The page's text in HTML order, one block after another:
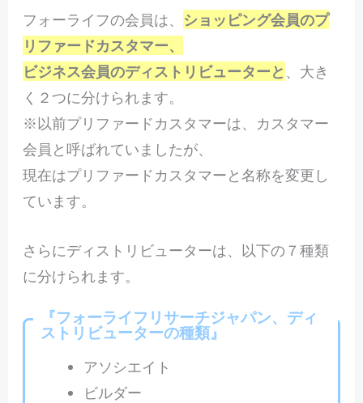
フォーライフの会員は、 ショッピング会員のプ
リファードカスタマー、
ビジネス会員のディストリビューターと 、大き
く２つに分けられます。
※以前プリファードカスタマーは、カスタマー
会員と呼ばれていましたが、
現在はプリファードカスタマーと名称を変更し
ています。
さらにディストリビューターは、以下の７種類
に分けられます。
『フォーライフリサーチジャパン、ディ
ストリビューターの種類』
アソシエイト
ビルダー